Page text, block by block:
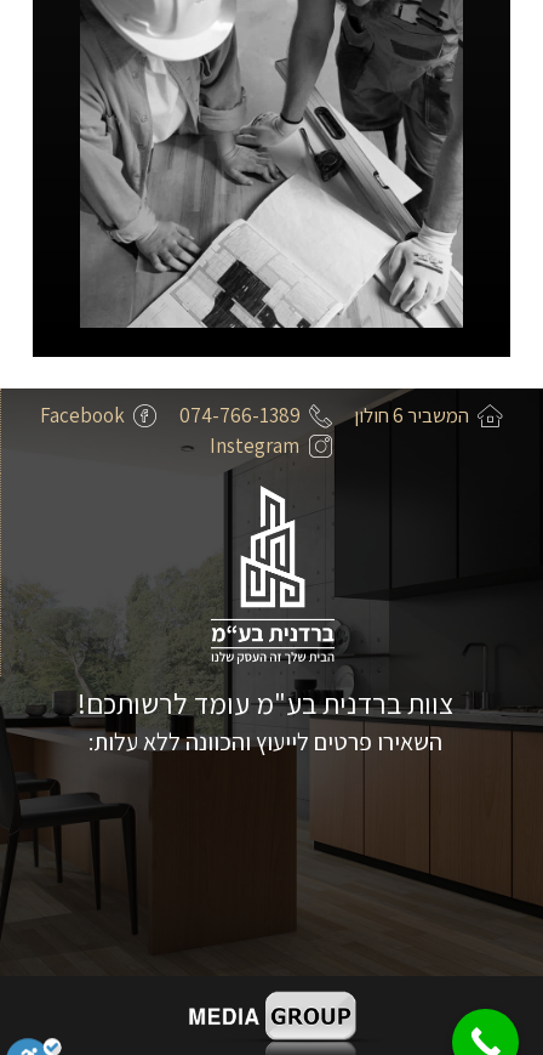
המשביר 6 חולון 074-766-1389
Facebook
Instegram
צוות ברדנית בע"מ עומד לרשותכם!
השאירו פרטים לייעוץ והכוונה ללא עלות: